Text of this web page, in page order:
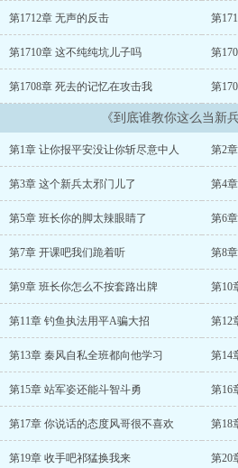
第1712章 无声的反击 第
第1710章 这不纯纯坑儿子吗 第
第1708章 死去的记忆在攻击我 第
《到底谁教你这么当新
第1章 让你报平安没让你斩尽意中人 第2
第3章 这个新兵太邪门儿了 第4
第5章 班长你的脚太辣眼睛了 第6
第7章 开课吧我们跪着听 第8
第9章 班长你怎么不按套路出牌 第10
第11章 钓鱼执法用平A骗大招 第12
第13章 秦风自私全班都向他学习 第14
第15章 站军姿还能斗智斗勇 第16
第17章 你说话的态度风哥很不喜欢 第18
第19章 收手吧祁猛换我来 第20